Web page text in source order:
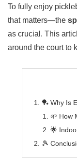
To fully enjoy
that matters—the
as crucial. This
around the court to
🏓 Why Is
🌱 How
🌟
🎾